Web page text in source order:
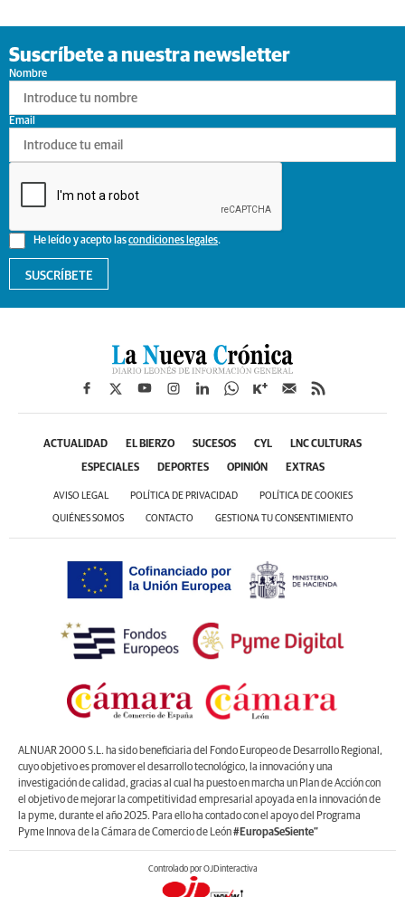
Suscríbete a nuestra newsletter
Nombre
He leído y acepto lascondiciones legales.
Email
SUSCRÍBETE
ACTUALIDAD EL BIERZO SUCESOS CYL LNC CULTURAS
ESPECIALES DEPORTES OPINIÓN EXTRAS
AVISO LEGAL POLÍTICA DE PRIVACIDAD POLÍTICA DE COOKIES
QUIÉNES SOMOS CONTACTO GESTIONA TU CONSENTIMIENTO
ALNUAR 2000 S.L. ha sido beneficiaria del Fondo Europeo de Desarrollo Regional,
cuyo objetivo es promover el desarrollo tecnológico, la innovación y una
investigación de calidad, gracias al cual ha puesto en marcha un Plan de Acción con
el objetivo de mejorar la competitividad empresarial apoyada en la innovación de
la pyme, durante el año 2025. Para ello ha contado con el apoyo del Programa
Pyme Innova de la Cámara de Comercio de León#EuropaSeSiente”
Controlado por OJDinteractiva